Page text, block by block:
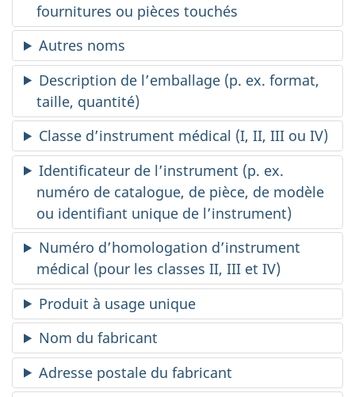
fournitures ou pièces touchés
Autres noms
Description de l’emballage (p. ex. format,
taille, quantité)
Classe d’instrument médical (I, II, III ou IV)
Identificateur de l’instrument (p. ex.
numéro de catalogue, de pièce, de modèle
ou identifiant unique de l’instrument)
Numéro d’homologation d’instrument
médical (pour les classes II, III et IV)
Produit à usage unique
Nom du fabricant
Adresse postale du fabricant